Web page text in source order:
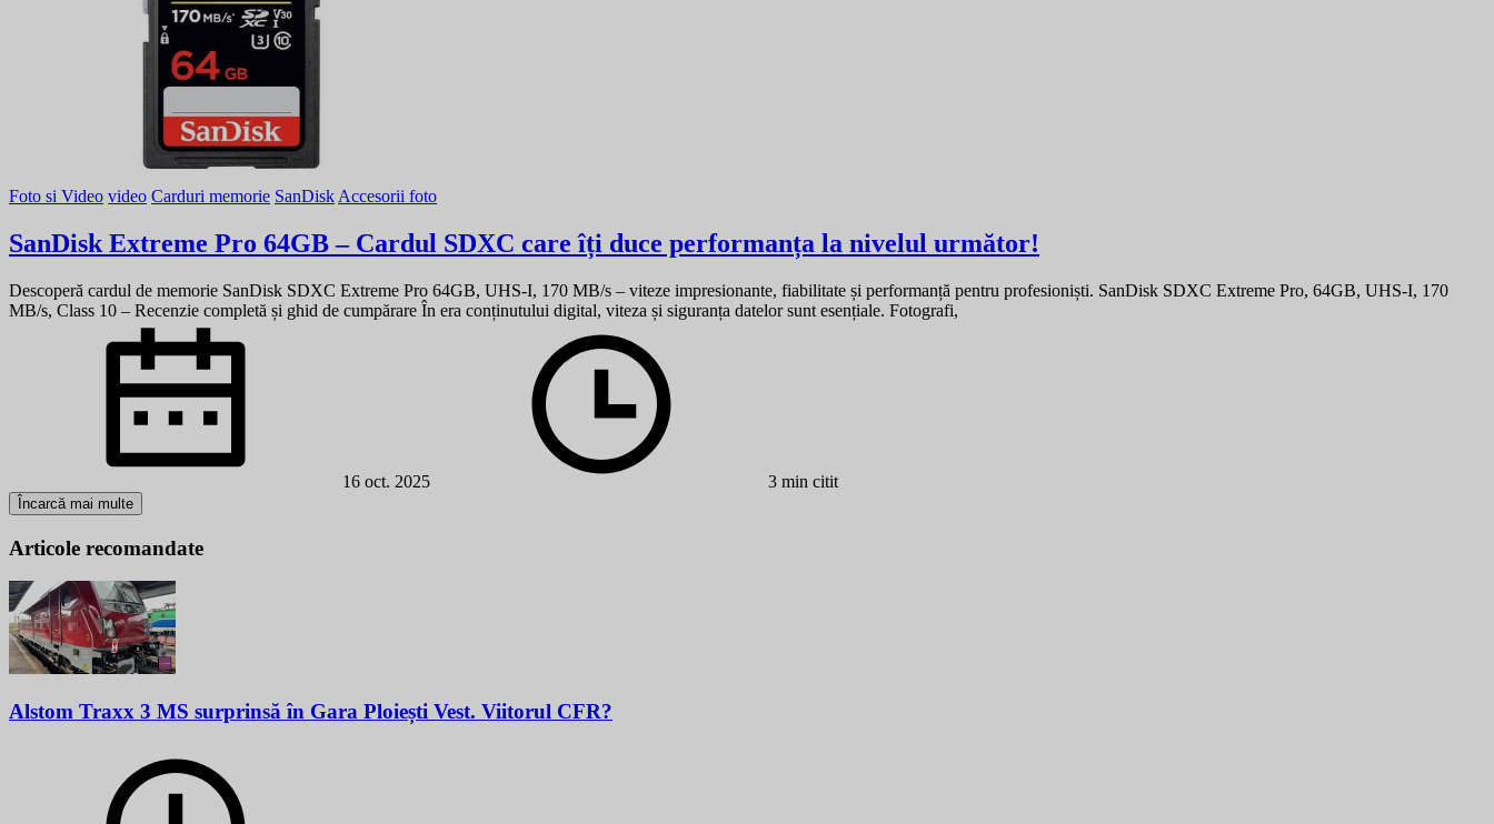
Foto si Video video Carduri memorie SanDisk Accesorii foto
SanDisk Extreme Pro 64GB – Cardul SDXC care îți duce performanța la nivelul următor!
Descoperă cardul de memorie SanDisk SDXC Extreme Pro 64GB, UHS-I, 170 MB/s – viteze impresionante, fiabilitate și performanță pentru profesioniști. SanDisk SDXC Extreme Pro, 64GB, UHS-I, 170
MB/s, Class 10 – Recenzie completă și ghid de cumpărare În era conținutului digital, viteza și siguranța datelor sunt esențiale. Fotografi,
16 oct. 2025 3 min citit
Încarcă mai multe
Articole recomandate
Alstom Traxx 3 MS surprinsă în Gara Ploiești Vest. Viitorul CFR?